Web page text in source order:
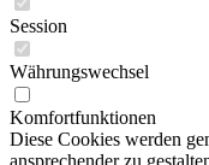
Session
Währungswechsel
Komfortfunktionen
Diese Cookies werden
ansprechender zu